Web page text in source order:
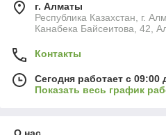
г. Алматы
Республика Казахстан, г.
Канабека Байсеитова, 42,
Контакты
Сегодня работает с 09:00
Показать весь график